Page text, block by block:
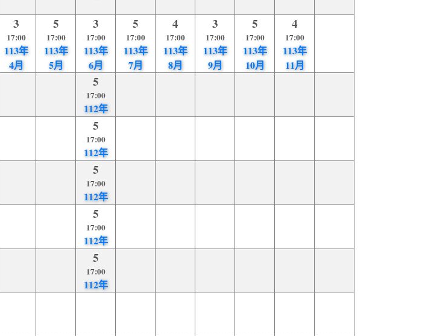
3
17:00
113年
4月
5
17:00
113年
5月
3
17:00
113年
6月
5
17:00
113年
7月
4
17:00
113年
8月
3
17:00
113年
9月
5
17:00
113年
10月
4
17:00
113年
11月
5
17:00
112年
5
17:00
112年
5
17:00
112年
5
17:00
112年
5
17:00
112年